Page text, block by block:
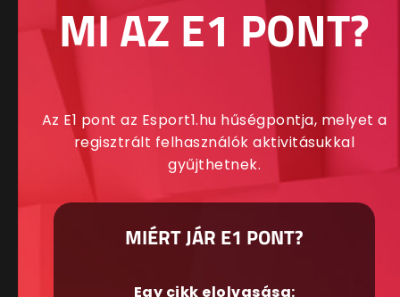
MI AZ E1 PONT?
Az E1 pont az Esport1.hu hűségpontja, melyet a
regisztrált felhasználók aktivitásukkal
gyűjthetnek.
MIÉRT JÁR E1 PONT?
Egy cikk elolvasása: